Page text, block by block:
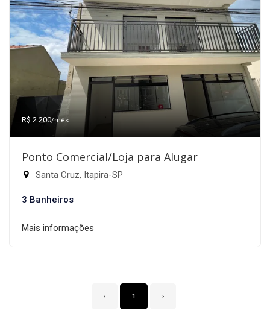
R$ 2.200/mês
Ponto Comercial/Loja para Alugar
Santa Cruz, Itapira-SP
3 Banheiros
Mais informações
‹ 1 ›